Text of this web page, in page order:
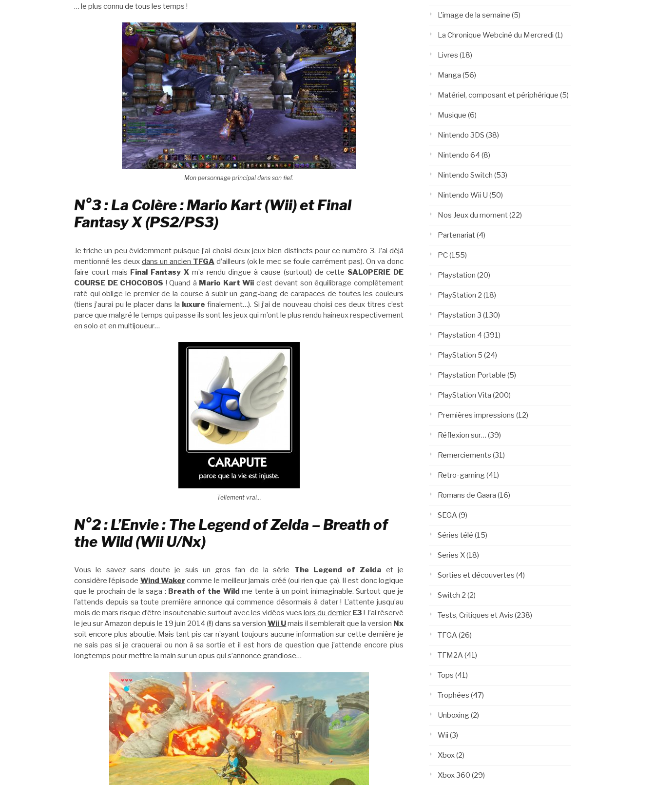
… le plus connu de tous les temps !
Mon personnage principal dans son fief.
N°3 : La Colère : Mario Kart (Wii) et Final
Fantasy X (PS2/PS3)
Je triche un peu évidemment puisque j’ai choisi deux jeux bien distincts pour ce numéro 3. J’ai déjà
mentionné les deux dans un ancien TFGA d’ailleurs (ok le mec se foule carrément pas). On va donc
faire court mais Final Fantasy X m’a rendu dingue à cause (surtout) de cette SALOPERIE DE
COURSE DE CHOCOBOS ! Quand à Mario Kart Wii c’est devant son équilibrage complètement
raté qui oblige le premier de la course à subir un gang-bang de carapaces de toutes les couleurs
(tiens j’aurai pu le placer dans la luxure finalement…). Si j’ai de nouveau choisi ces deux titres c’est
parce que malgré le temps qui passe ils sont les jeux qui m’ont le plus rendu haineux respectivement
en solo et en multijoueur…
Tellement vrai…
N°2 : L’Envie : The Legend of Zelda – Breath of
the Wild (Wii U/Nx)
Vous le savez sans doute je suis un gros fan de la série The Legend of Zelda et je
considère l’épisode Wind Wakercomme le meilleur jamais créé (oui rien que ça). Il est donc logique
que le prochain de la saga : Breath of the Wild me tente à un point inimaginable. Surtout que je
l’attends depuis sa toute première annonce qui commence désormais à dater ! L’attente jusqu’au
mois de mars risque d’être insoutenable surtout avec les vidéos vues lors du dernier E3 ! J’ai réservé
le jeu sur Amazon depuis le 19 juin 2014 (!!) dans sa versionWii Umais il semblerait que la version Nx
soit encore plus aboutie. Mais tant pis car n’ayant toujours aucune information sur cette dernière je
ne sais pas si je craquerai ou non à sa sortie et il est hors de question que j’attende encore plus
longtemps pour mettre la main sur un opus qui s’annonce grandiose…
L'image de la semaine (5)
La Chronique Webciné du Mercredi (1)
Livres (18)
Manga (56)
Matériel, composant et périphérique (5)
Musique (6)
Nintendo 3DS (38)
Nintendo 64 (8)
Nintendo Switch (53)
Nintendo Wii U (50)
Nos Jeux du moment(22)
Partenariat(4)
PC(155)
Playstation (20)
PlayStation 2 (18)
Playstation 3 (130)
Playstation 4 (391)
PlayStation 5 (24)
Playstation Portable (5)
PlayStation Vita (200)
Premières impressions (12)
Réflexion sur… (39)
Remerciements (31)
Retro-gaming(41)
Romans de Gaara (16)
SEGA (9)
Séries télé (15)
Series X(18)
Sorties et découvertes (4)
Switch 2 (2)
Tests, Critiques et Avis (238)
TFGA (26)
TFM2A (41)
Tops (41)
Trophées (47)
Unboxing(2)
Wii (3)
Xbox(2)
Xbox 360 (29)